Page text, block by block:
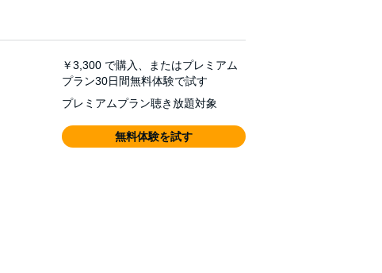
￥3,300 で購入、またはプレミアム
プラン30日間無料体験で試す
プレミアムプラン聴き放題対象
無料体験を試す